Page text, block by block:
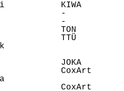
KIWA
-
-
TON
TTÜ
JOKA
CoxArt
CoxArt